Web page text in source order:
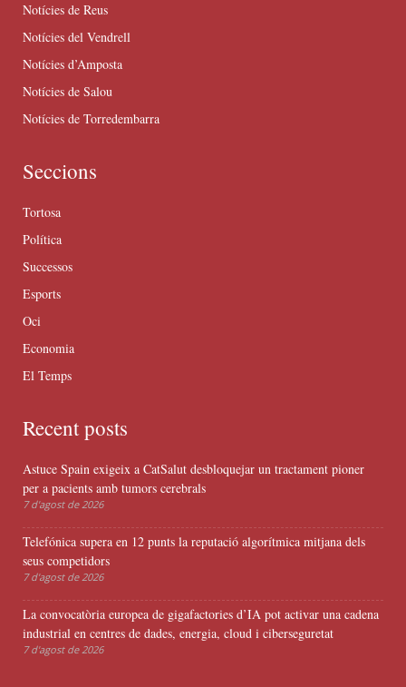
Notícies de Reus
Notícies del Vendrell
Notícies d’Amposta
Notícies de Salou
Notícies de Torredembarra
Seccions
Tortosa
Política
Successos
Esports
Oci
Economia
El Temps
Recent posts
Astuce Spain exigeix a CatSalut desbloquejar un tractament pioner
per a pacients amb tumors cerebrals
7 d'agost de 2026
Telefónica supera en 12 punts la reputació algorítmica mitjana dels
seus competidors
7 d'agost de 2026
La convocatòria europea de gigafactories d’IA pot activar una cadena
industrial en centres de dades, energia, cloud i ciberseguretat
7 d'agost de 2026